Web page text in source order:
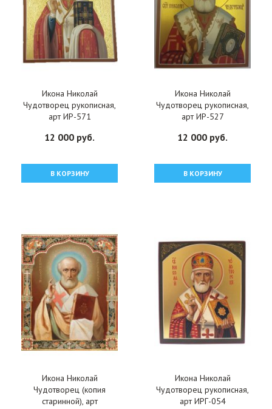
Икона Николай
Чудотворец рукописная,
арт ИР-571
12 000 руб.
В КОРЗИНУ
Икона Николай
Чудотворец рукописная,
арт ИР-527
12 000 руб.
В КОРЗИНУ
Икона Николай
Чудотворец (копия
старинной), арт
Икона Николай
Чудотворец рукописная,
арт ИРГ-054